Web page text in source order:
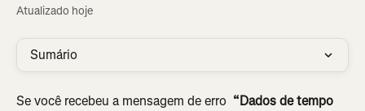
Atualizado hoje
Sumário
Se você recebeu a mensagem de erro “Dados de tempo